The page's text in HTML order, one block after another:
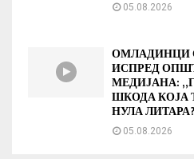
05.08.2026
ОМЛАДИНЦИ
ИСПРЕД
МЕДИЈАНА:
ШКОДА КОЈА
НУЛА
05.08.2026